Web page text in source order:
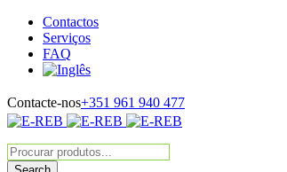
Contactos
Serviços
FAQ
Contacte-nos+351 961 940 477